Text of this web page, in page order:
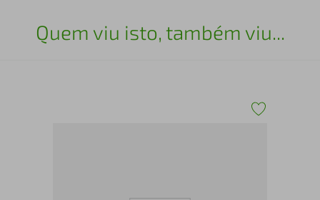
Quem viu isto, também viu...